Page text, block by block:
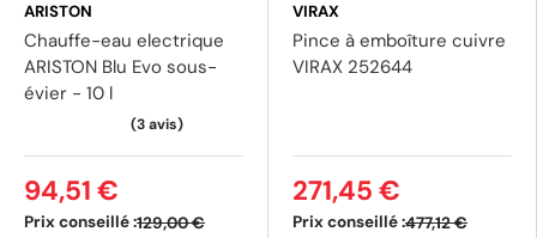
ARISTON
Chauffe-eau electrique
ARISTON Blu Evo sous-
évier - 10 l
Prix conseillé :129,00 €
94,51 €
VIRAX
Pince à emboîture cuivre
VIRAX 252644
Prix conseillé :477,12 €
271,45 €